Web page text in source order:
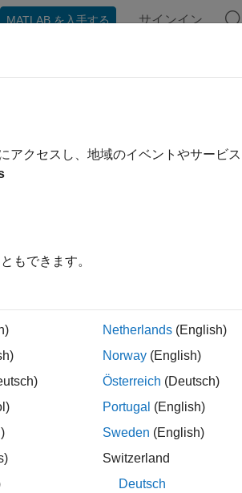
MATLAB を入手する サインイン
HDL Coder / Logic and Bit Operations
は、入力信号が前の値と等しくないか
ップの離散サンプル時間のみをサポー
アクセスし、地域のイベントやサービ
もできます。
Netherlands (English)
Norway (English)
Österreich (Deutsch)
Portugal (English)
Sweden (English)
Switzerland
Deutsch